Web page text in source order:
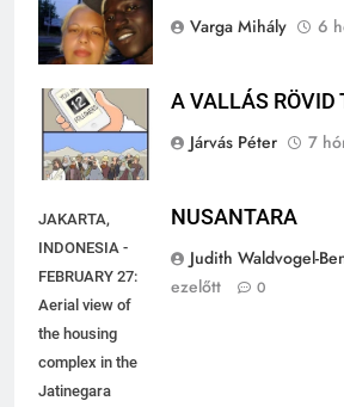
Varga Mihály
6
A VALLÁS RÖVID
Járvás Péter
7
JAKARTA,
INDONESIA -
FEBRUARY 27:
Aerial view of
the housing
complex in the
Jatinegara
NUSANTARA
Judith Waldvogel-
ezelőtt
0